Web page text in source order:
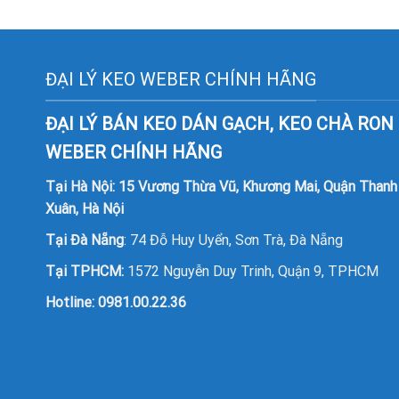
ĐẠI LÝ KEO WEBER CHÍNH HÃNG
ĐẠI LÝ BÁN KEO DÁN GẠCH, KEO CHÀ RON
WEBER CHÍNH HÃNG
Tại Hà Nội: 15 Vương Thừa Vũ, Khương Mai, Quận Thanh
Xuân, Hà Nội
Tại Đà Nẵng: 74 Đỗ Huy Uyển, Sơn Trà, Đà Nẵng
Tại TPHCM:1572 Nguyễn Duy Trinh, Quận 9, TPHCM
Hotline: 0981.00.22.36